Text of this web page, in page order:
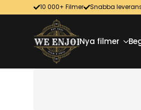
10 000+ Filmer Snabba
Nya filmer